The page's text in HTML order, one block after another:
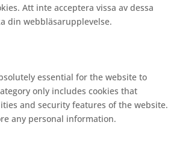
Att inte acceptera vissa av dessa
din webbläsarupplevelse.
essential for the website to
only includes cookies that
and security features of the website.
any personal information.